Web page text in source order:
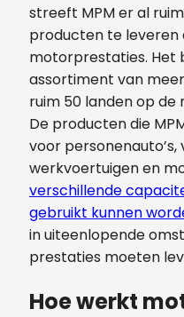
streeft MPM er al
producten te leveren
motorprestaties. Het
assortiment van
ruim 50 landen op
De producten die
voor
werkvoertuigen en
verschillende
gebruikt kunnen
in uiteenlopende
prestaties moeten
Hoe werkt